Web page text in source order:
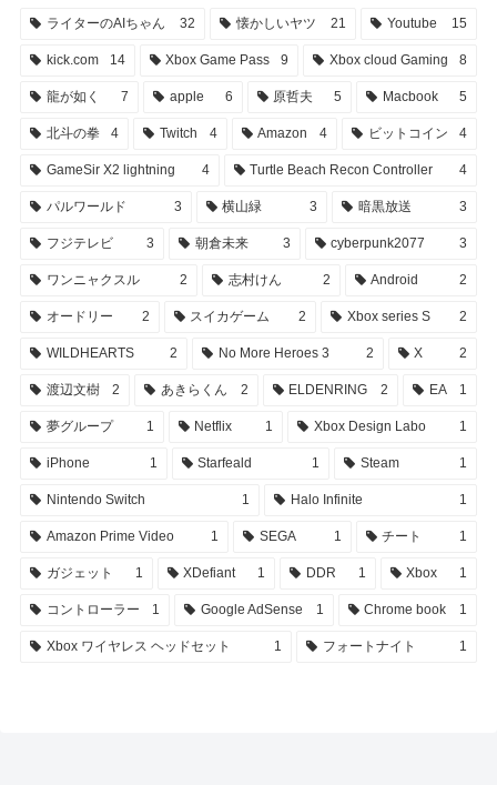
ライターのAIちゃん 32 懐かしいヤツ 21 Youtube 15
kick.com 14 Xbox Game Pass 9 Xbox cloud Gaming 8
龍が如く 7 apple 6 原哲夫 5 Macbook 5
北斗の拳 4 Twitch 4 Amazon 4 ビットコイン 4
GameSir X2 lightning 4 Turtle Beach Recon Controller 4
パルワールド 3 横山緑 3 暗黒放送 3
フジテレビ 3 朝倉未来 3 cyberpunk2077 3
ワンニャクスル 2 志村けん 2 Android 2
オードリー 2 スイカゲーム 2 Xbox series S 2
WILDHEARTS 2 No More Heroes 3 2 X 2
渡辺文樹 2 あきらくん 2 ELDENRING 2 EA 1
夢グループ 1 Netflix 1 Xbox Design Labo 1
iPhone 1 Starfeald 1 Steam 1
Nintendo Switch 1 Halo Infinite 1
Amazon Prime Video 1 SEGA 1 チート 1
ガジェット 1 XDefiant 1 DDR 1 Xbox 1
コントローラー 1 Google AdSense 1 Chrome book 1
Xbox ワイヤレス ヘッドセット 1 フォートナイト 1